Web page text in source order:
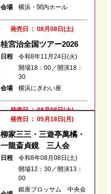
会場
横浜・関内ホール
発売日 : 08月08日(土)
桂宮治全国ツアー2026
日程
令和8年11月24日(火)
開場18：00／開演18：
30
会場
横浜にぎわい座
発売日 : 08月08日(土)
柳家喬太郎 独演会
日程
令和8年10月20日(火)
開場18：00／開演18：
30
横浜にぎわい座
発売日 : 08月19日(水)
発売日 : 05月18日(月)
柳家三三・三遊亭萬橘・
一龍斎貞鏡 三人会
日程
令和8年08月08日(土)
開場12：30／開演13：
00
銀座ブロッサム 中央会